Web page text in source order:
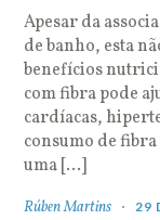
Apesar da
de banho, esta
benefícios
com fibra pode
cardíacas,
consumo de
uma […]
Rúben Martins 29